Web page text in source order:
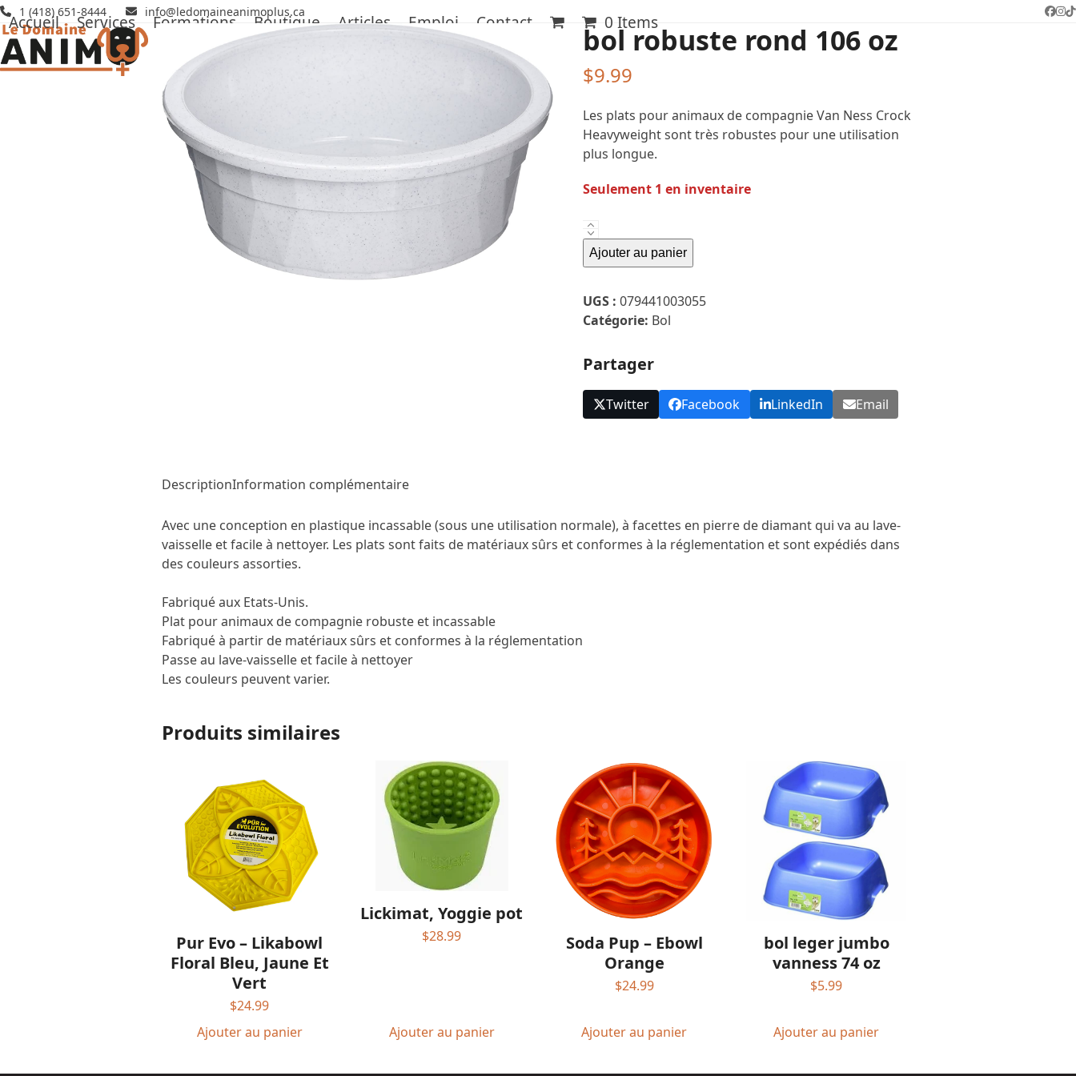
Skip
to
content
1 (418) 651-8444 info@ledomaineanimoplus.ca
Accueil Services Formations Boutique Articles Emploi Contact 0 Items
bol robuste rond 106 oz
$9.99
Les plats pour animaux de compagnie Van Ness Crock
Heavyweight sont très robustes pour une utilisation
plus longue.
Seulement 1 en inventaire
quantité
de
bol
rond
106
Ajouter au panier
UGS :079441003055
Catégorie: Bol
Partager
Twitter Facebook LinkedIn Email
DescriptionInformation complémentaire
Avec une conception en plastique incassable (sous une utilisation normale), à ​​facettes en pierre de diamant qui va au lave-
vaisselle et facile à nettoyer. Les plats sont faits de matériaux sûrs et conformes à la réglementation et sont expédiés dans
des couleurs assorties.
Fabriqué aux Etats-Unis.
Plat pour animaux de compagnie robuste et incassable
Fabriqué à partir de matériaux sûrs et conformes à la réglementation
Passe au lave-vaisselle et facile à nettoyer
Les couleurs peuvent varier.
Produits similaires
Pur Evo – Likabowl
Floral Bleu, Jaune Et
Vert
$24.99
Ajouter au panier
Lickimat, Yoggie pot
$28.99
Ajouter au panier
Soda Pup – Ebowl
Orange
$24.99
Ajouter au panier
bol leger jumbo
vanness 74 oz
$5.99
Ajouter au panier